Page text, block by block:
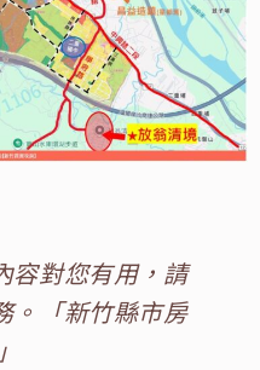
容對您有用，請
。「新竹縣市房